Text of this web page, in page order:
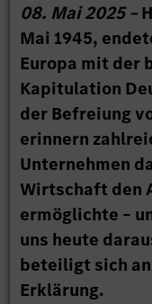
08. Mai 2025 –
Mai 1945,
Europa mit der
Kapitulation
der Befreiung
erinnern
Unternehmen
Wirtschaft den
ermöglichte –
uns heute
beteiligt sich
Erklärung.